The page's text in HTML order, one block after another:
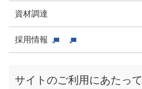
資材調達
採用情報
サイトのご利用にあたって